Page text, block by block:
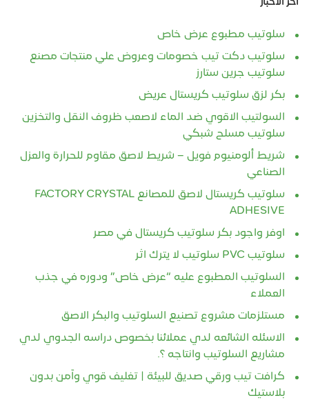
آخر الأخبار
سلوتيب مطبوع عرض خاص
سلوتيب دكت تيب خصومات وعروض علي منتجات مصنع
سلوتيب جرين ستارز
بكر لزق سلوتيب كريستال عريض
السولتيب الاقوي ضد الماء لاصعب ظروف النقل والتخزين
سلوتيب مسلح شبكي
شريط ألومنيوم فويل – شريط لاصق مقاوم للحرارة والعزل
الصناعي
سلوتيب كريستال لاصق للمصانع FACTORY CRYSTAL
ADHESIVE
اوفر واجود بكر سلوتيب كريستال في مصر
سلوتيب PVC سلوتيب لا يترك اثر
السلوتيب المطبوع عليه “عرض خاص” ودوره في جذب
العملاء
مستلزمات مشروع تصنيع السلوتيب والبكر الاصق
الاسئله الشائعه لدي عملائنا بخصوص دراسه الجدوي لدي
مشاريع السلوتيب وانتاجه ؟.
كرافت تيب ورقي صديق للبيئة | تغليف قوي وآمن بدون
بلاستيك